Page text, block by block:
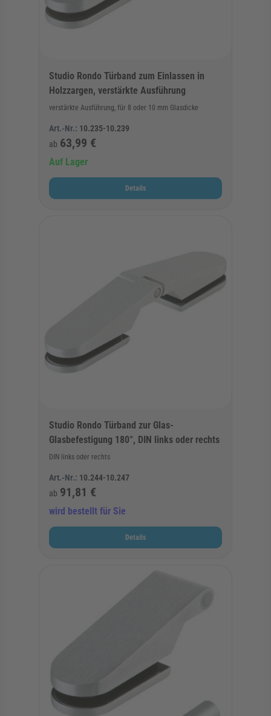
Studio Rondo Türband zum Einlassen in
Holzzargen, verstärkte Ausführung
verstärkte Ausführung, für 8 oder 10 mm Glasdicke
Art.-Nr.: 10.235-10.239
ab 63,99 €
Auf Lager
Details
Studio Rondo Türband zur Glas-
Glasbefestigung 180°, DIN links oder rechts
DIN links oder rechts
Art.-Nr.: 10.244-10.247
ab 91,81 €
wird bestellt für Sie
Details